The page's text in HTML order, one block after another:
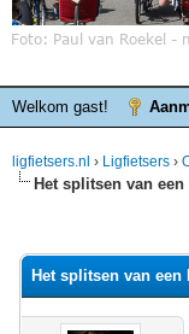
Welkom gast!
ligfietsers.nl › Ligfietsers ›
Het splitsen van
Het splitsen van een